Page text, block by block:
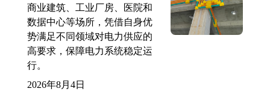
商业建筑、工业厂房、医院和
数据中心等场所，凭借自身优
势满足不同领域对电力供应的
高要求，保障电力系统稳定运
行。
2026年8月4日